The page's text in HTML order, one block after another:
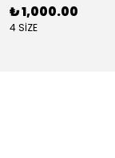
₺ 1,000.00
4 SİZE